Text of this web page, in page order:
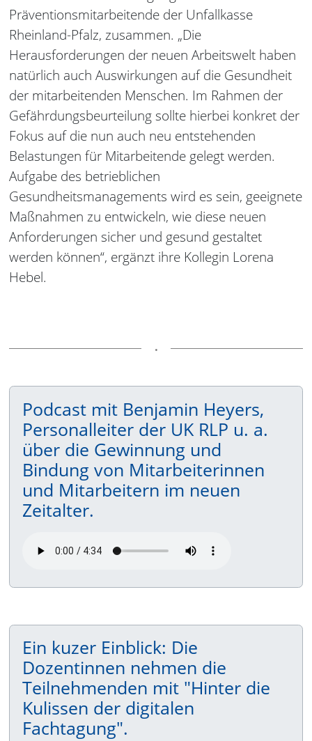
Präventionsmitarbeitende der Unfallkasse
Rheinland-Pfalz, zusammen. „Die
Herausforderungen der neuen Arbeitswelt haben
natürlich auch Auswirkungen auf die Gesundheit
der mitarbeitenden Menschen. Im Rahmen der
Gefährdungsbeurteilung sollte hierbei konkret der
Fokus auf die nun auch neu entstehenden
Belastungen für Mitarbeitende gelegt werden.
Aufgabe des betrieblichen
Gesundheitsmanagements wird es sein, geeignete
Maßnahmen zu entwickeln, wie diese neuen
Anforderungen sicher und gesund gestaltet
werden können“, ergänzt ihre Kollegin Lorena
Hebel.
Podcast mit Benjamin Heyers,
Personalleiter der UK RLP u. a.
über die Gewinnung und
Bindung von Mitarbeiterinnen
und Mitarbeitern im neuen
Zeitalter.
Ein kuzer Einblick: Die
Dozentinnen nehmen die
Teilnehmenden mit "Hinter die
Kulissen der digitalen
Fachtagung".